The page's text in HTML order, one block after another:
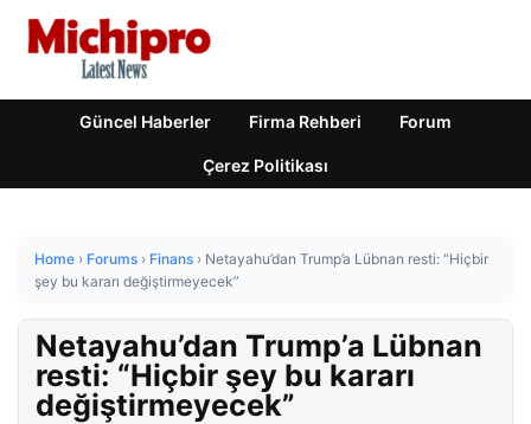
Güncel Haberler Firma Rehberi Forum
Çerez Politikası
Home › Forums › Finans › Netayahu’dan Trump’a Lübnan resti: “Hiçbir
şey bu kararı değiştirmeyecek”
Netayahu’dan Trump’a Lübnan
resti: “Hiçbir şey bu kararı
değiştirmeyecek”